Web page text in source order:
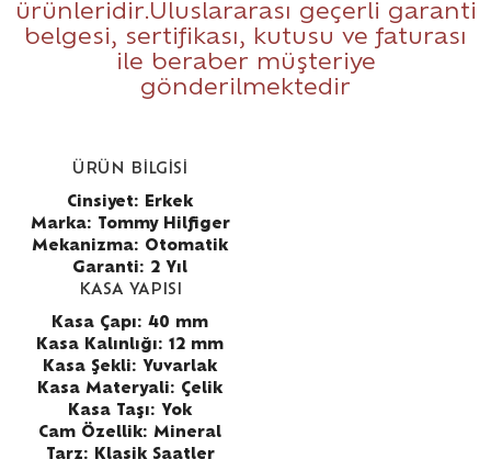
ürünleridir.Uluslararası geçerli garanti
belgesi, sertifikası, kutusu ve faturası
ile beraber müşteriye
gönderilmektedir
ÜRÜN BİLGİSİ
Cinsiyet: Erkek
Marka: Tommy Hilfiger
Mekanizma: Otomatik
Garanti: 2 Yıl
KASA YAPISI
Kasa Çapı: 40 mm
Kasa Kalınlığı: 12 mm
Kasa Şekli: Yuvarlak
Kasa Materyali: Çelik
Kasa Taşı: Yok
Cam Özellik: Mineral
Tarz: Klasik Saatler